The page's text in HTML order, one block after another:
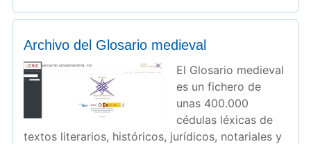
Archivo del Glosario medieval
El Glosario medieval
es un fichero de
unas 400.000
cédulas léxicas de
textos literarios, históricos, jurídicos, notariales y